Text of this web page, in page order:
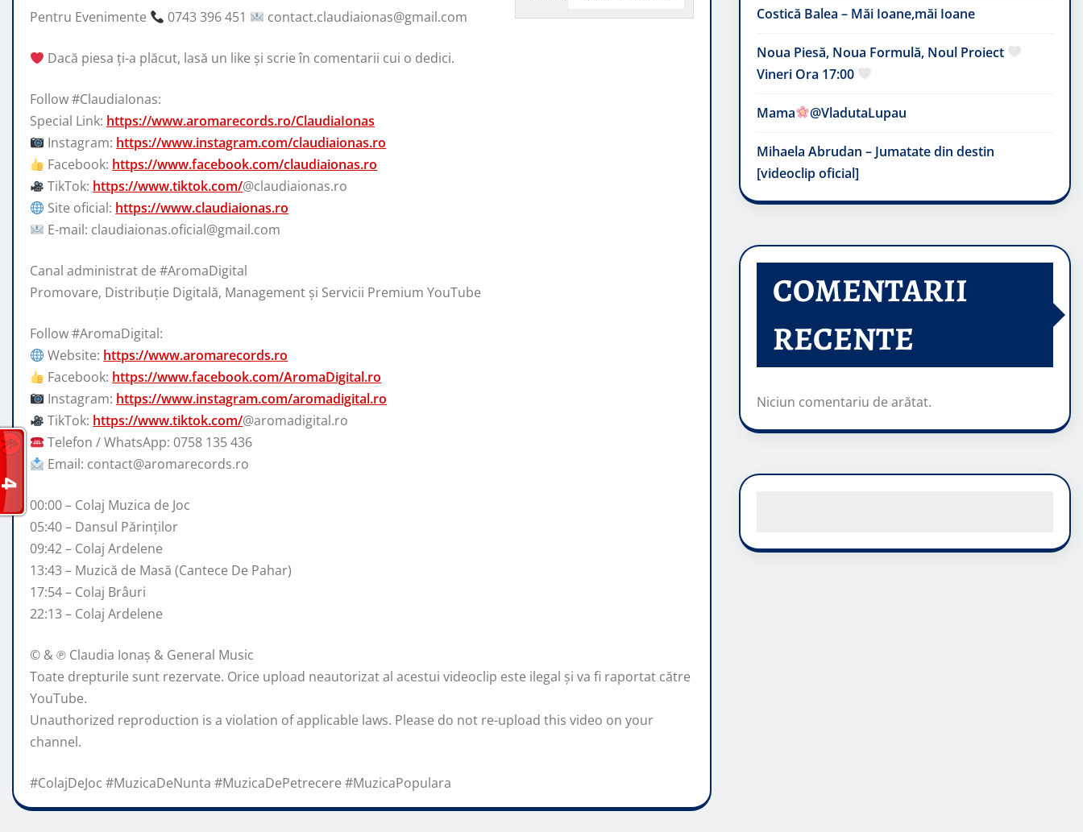
Pentru Evenimente 0743 396 451 contact.claudiaionas@gmail.com
Dacă piesa ți-a plăcut, lasă un like și scrie în comentarii cui o dedici.
Follow #ClaudiaIonas:
Special Link: https://www.aromarecords.ro/ClaudiaIonas
Instagram: https://www.instagram.com/claudiaionas.ro
Facebook: https://www.facebook.com/claudiaionas.ro
TikTok: https://www.tiktok.com/@claudiaionas.ro
Site oficial: https://www.claudiaionas.ro
E-mail: claudiaionas.oficial@gmail.com
Canal administrat de #AromaDigital
Promovare, Distribuție Digitală, Management și Servicii Premium YouTube
Follow #AromaDigital:
Website: https://www.aromarecords.ro
Facebook: https://www.facebook.com/AromaDigital.ro
Instagram: https://www.instagram.com/aromadigital.ro
TikTok: https://www.tiktok.com/@aromadigital.ro
Telefon / WhatsApp: 0758 135 436
Email: contact@aromarecords.ro
00:00 – Colaj Muzica de Joc
05:40 – Dansul Părinților
09:42 – Colaj Ardelene
13:43 – Muzică de Masă (Cantece De Pahar)
17:54 – Colaj Brâuri
22:13 – Colaj Ardelene
© & ℗ Claudia Ionaș & General Music
Toate drepturile sunt rezervate. Orice upload neautorizat al acestui videoclip este ilegal și va fi raportat către
YouTube.
Unauthorized reproduction is a violation of applicable laws. Please do not re-upload this video on your
channel.
#ColajDeJoc #MuzicaDeNunta #MuzicaDePetrecere #MuzicaPopulara
Costică Balea – Măi Ioane,măi Ioane
Noua Piesă, Noua Formulă, Noul Proiect
Vineri Ora 17:00
Mama @VladutaLupau
Mihaela Abrudan – Jumatate din destin
[videoclip oficial]
COMENTARII
RECENTE
Niciun comentariu de arătat.